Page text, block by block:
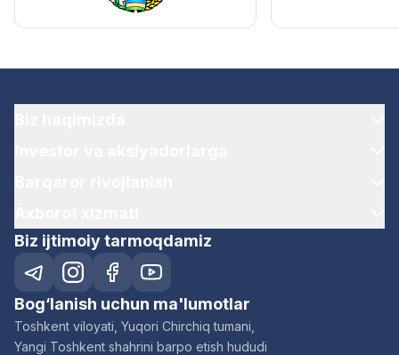
Biz ijtimoiy tarmoqdamiz
Bog‘lanish uchun ma'lumotlar
Toshkent viloyati, Yuqori Chirchiq tumani,
Yangi Toshkent shahrini barpo etish hududi